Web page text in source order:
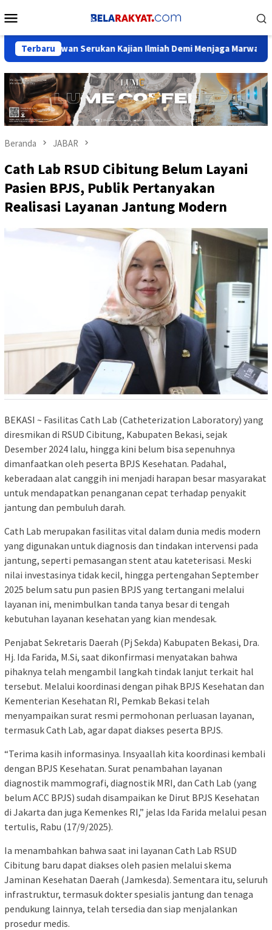
ke
Mobile
Terbaru
Serukan Kajian Ilmiah Demi Menjaga Marwah Sejarah
Beranda JABAR
Cath Lab RSUD Cibitung Belum Layani
Pasien BPJS, Publik Pertanyakan
Realisasi Layanan Jantung Modern
BEKASI ~ Fasilitas Cath Lab (Catheterization Laboratory) yang
diresmikan di RSUD Cibitung, Kabupaten Bekasi, sejak
Desember 2024 lalu, hingga kini belum bisa sepenuhnya
dimanfaatkan oleh peserta BPJS Kesehatan. Padahal,
keberadaan alat canggih ini menjadi harapan besar masyarakat
untuk mendapatkan penanganan cepat terhadap penyakit
jantung dan pembuluh darah.
Cath Lab merupakan fasilitas vital dalam dunia medis modern
yang digunakan untuk diagnosis dan tindakan intervensi pada
jantung, seperti pemasangan stent atau kateterisasi. Meski
nilai investasinya tidak kecil, hingga pertengahan September
2025 belum satu pun pasien BPJS yang tertangani melalui
layanan ini, menimbulkan tanda tanya besar di tengah
kebutuhan layanan kesehatan yang kian mendesak.
Penjabat Sekretaris Daerah (Pj Sekda) Kabupaten Bekasi, Dra.
Hj. Ida Farida, M.Si, saat dikonfirmasi menyatakan bahwa
pihaknya telah mengambil langkah tindak lanjut terkait hal
tersebut. Melalui koordinasi dengan pihak BPJS Kesehatan dan
Kementerian Kesehatan RI, Pemkab Bekasi telah
menyampaikan surat resmi permohonan perluasan layanan,
termasuk Cath Lab, agar dapat diakses peserta BPJS.
“Terima kasih informasinya. Insyaallah kita koordinasi kembali
dengan BPJS Kesehatan. Surat penambahan layanan
diagnostik mammografi, diagnostik MRI, dan Cath Lab (yang
belum ACC BPJS) sudah disampaikan ke Dirut BPJS Kesehatan
di Jakarta dan juga Kemenkes RI,” jelas Ida Farida melalui pesan
tertulis, Rabu (17/9/2025).
Ia menambahkan bahwa saat ini layanan Cath Lab RSUD
Cibitung baru dapat diakses oleh pasien melalui skema
Jaminan Kesehatan Daerah (Jamkesda). Sementara itu, seluruh
infrastruktur, termasuk dokter spesialis jantung dan tenaga
pendukung lainnya, telah tersedia dan siap menjalankan
prosedur medis.